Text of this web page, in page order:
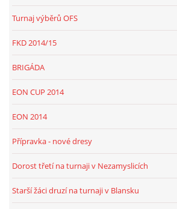
Turnaj výběrů OFS
FKD 2014/15
BRIGÁDA
EON CUP 2014
EON 2014
Přípravka - nové dresy
Dorost třetí na turnaji v Nezamyslicích
Starší žáci druzí na turnaji v Blansku